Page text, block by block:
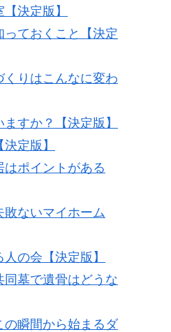
決定版】
ておくこと【決定
りはこんなに変わ
すか？【決定版】
定版】
ポイントがある
ないマイホーム
の会【決定版】
墓で遺骨はどうな
の瞬間から始まるダ